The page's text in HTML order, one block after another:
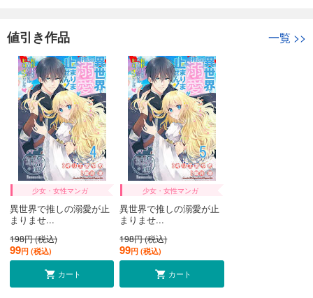
値引き作品 一覧 >>
少女・女性マンガ
異世界で推しの溺愛が止
まりませ...
198円 (税込)
99円 (税込)
カート
少女・女性マンガ
異世界で推しの溺愛が止
まりませ...
198円 (税込)
99円 (税込)
カート